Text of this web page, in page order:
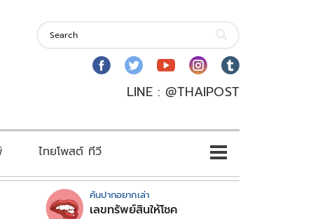
LINE : @THAIPOST
ไทยโพสต์ ทีวี
คันปากอยากเล่า
เลขทรัพย์สินให้โชค